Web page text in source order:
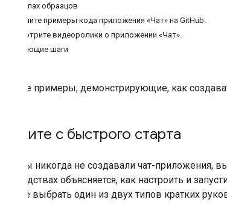
О типах образцов
Изучите примеры кода приложения «Чат» на GitHub.
Посмотрите видеоролики о приложении «Чат».
Следующие шаги
Изучите примеры, демонстрирующие, как
Начните с быстрого старта
Если вы никогда не создавали чат-приложения,
руководствах объясняется, как настроить и
можете выбрать один из двух типов кратких